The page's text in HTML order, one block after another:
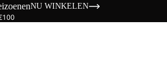
NU WINKELEN